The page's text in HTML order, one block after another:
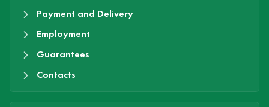
Payment and Delivery
Employment
Guarantees
Contacts